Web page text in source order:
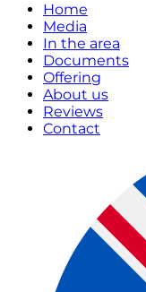
Home
Media
In the area
Documents
Offering
About us
Reviews
Contact